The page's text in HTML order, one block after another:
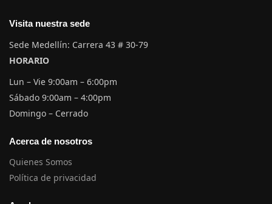
Visita nuestra sede
Sede Medellín: Carrera 43 # 30-79
HORARIO
Lun – Vie 9:00am – 6:00pm
Sábado 9:00am – 4:00pm
Domingo – Cerrado
Acerca de nosotros
Quienes Somos
Política de privacidad